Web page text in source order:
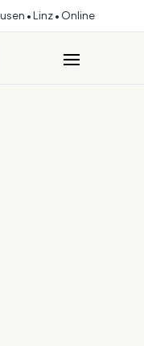
• Linz • Online